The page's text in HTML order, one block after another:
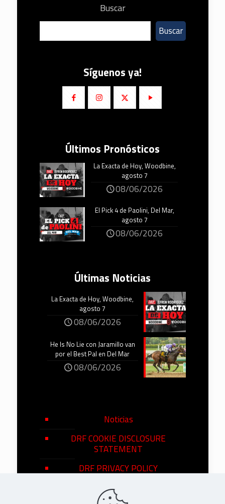
Buscar
Buscar
Síguenos ya!
Últimos Pronósticos
La Exacta de Hoy, Woodbine,
agosto 7
08/06/2026
El Pick 4 de Paolini, Del Mar,
agosto 7
08/06/2026
Últimas Noticias
La Exacta de Hoy, Woodbine,
agosto 7
08/06/2026
He Is No Lie con Jaramillo van
por el Best Pal en Del Mar
08/06/2026
Noticias
DRF COOKIE DISCLOSURE
STATEMENT
DRF PRIVACY POLICY